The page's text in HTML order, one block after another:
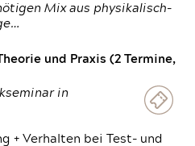
Mix aus physikalisch-
und Praxis (2 Termine,
in
+ Verhalten bei Test- und